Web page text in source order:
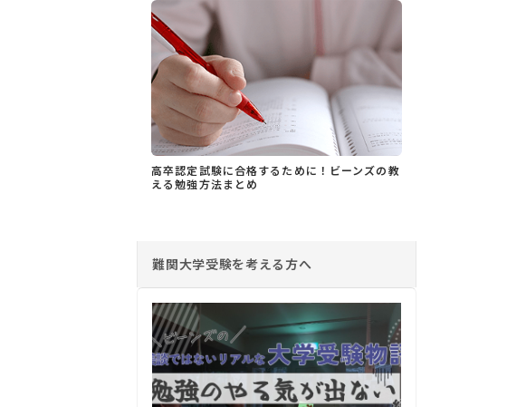
高卒認定試験に合格するために！ビーンズの教
える勉強方法まとめ
難関大学受験を考える方へ